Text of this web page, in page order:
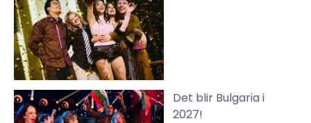
Det blir Bulgaria i
2027!